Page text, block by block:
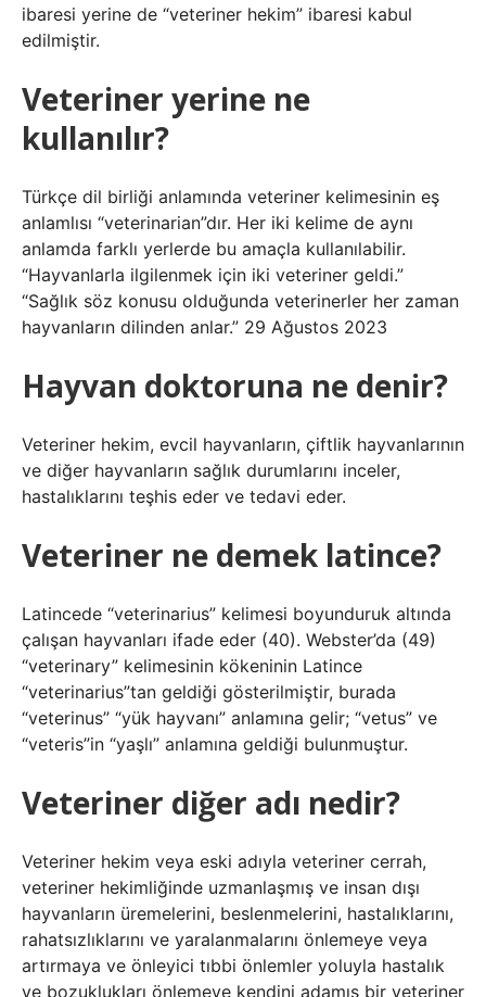
ibaresi yerine de “veteriner hekim” ibaresi kabul
edilmiştir.
Veteriner yerine ne
kullanılır?
Türkçe dil birliği anlamında veteriner kelimesinin eş
anlamlısı “veterinarian”dır. Her iki kelime de aynı
anlamda farklı yerlerde bu amaçla kullanılabilir.
“Hayvanlarla ilgilenmek için iki veteriner geldi.”
“Sağlık söz konusu olduğunda veterinerler her zaman
hayvanların dilinden anlar.” 29 Ağustos 2023
Hayvan doktoruna ne denir?
Veteriner hekim, evcil hayvanların, çiftlik hayvanlarının
ve diğer hayvanların sağlık durumlarını inceler,
hastalıklarını teşhis eder ve tedavi eder.
Veteriner ne demek latince?
Latincede “veterinarius” kelimesi boyunduruk altında
çalışan hayvanları ifade eder (40). Webster’da (49)
“veterinary” kelimesinin kökeninin Latince
“veterinarius”tan geldiği gösterilmiştir, burada
“veterinus” “yük hayvanı” anlamına gelir; “vetus” ve
“veteris”in “yaşlı” anlamına geldiği bulunmuştur.
Veteriner diğer adı nedir?
Veteriner hekim veya eski adıyla veteriner cerrah,
veteriner hekimliğinde uzmanlaşmış ve insan dışı
hayvanların üremelerini, beslenmelerini, hastalıklarını,
rahatsızlıklarını ve yaralanmalarını önlemeye veya
artırmaya ve önleyici tıbbi önlemler yoluyla hastalık
ve bozuklukları önlemeye kendini adamış bir veteriner